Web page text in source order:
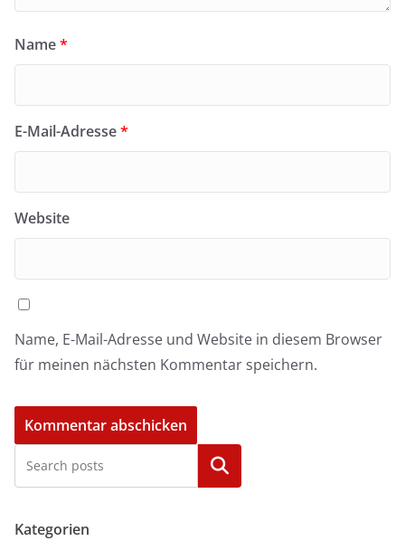
Name*
E-Mail-Adresse*
Website
Name, E-Mail-Adresse und Website in diesem Browser
für meinen nächsten Kommentar speichern.
Kategorien
Kategorien